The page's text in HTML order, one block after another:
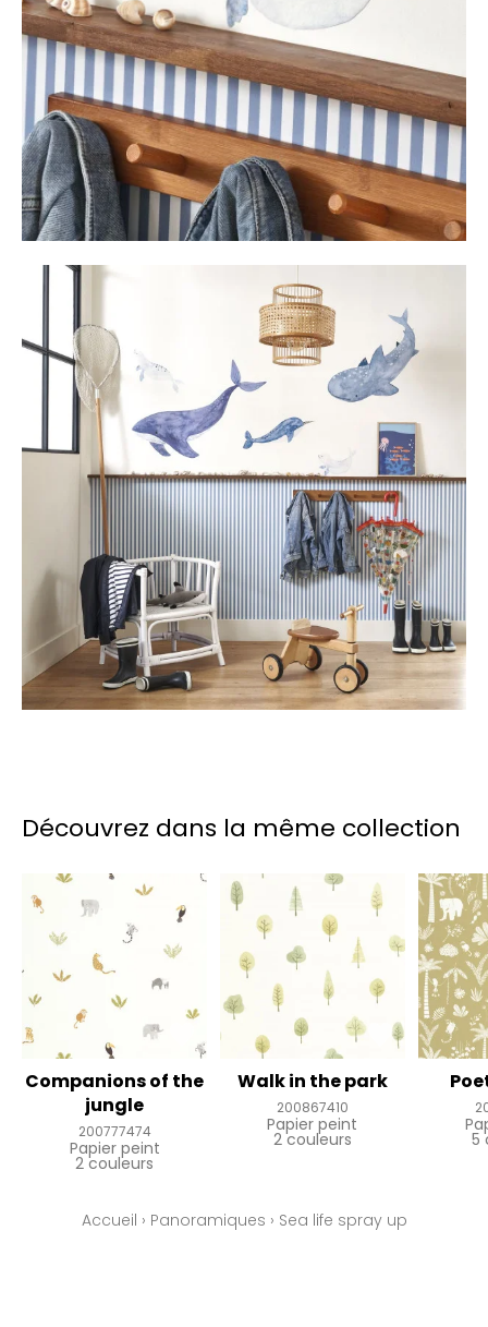
Découvrez dans la même collection
Companions of the
jungle
200777474
Papier peint
2 couleurs
Walk in the park
200867410
Papier peint
2 couleurs 5
Accueil › Panoramiques › Sea life spray up